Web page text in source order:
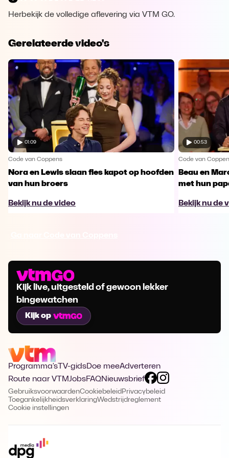
Herbekijk de volledige aflevering via VTM GO.
Gerelateerde video's
01:09
Code van Coppens
Nora en Lewis slaan fles kapot op hoofden
van hun broers
Bekijk nu de video
00:53
Code van
Beau en
met hun
Bekijk nu de
Kijk live, uitgesteld of gewoon lekker
bingewatchen
Kijk op
Programma's TV-gidsDoe meeAdverteren
Route naar VTMJobsFAQNieuwsbrief
GebruiksvoorwaardenCookiebeleid Privacybeleid
ToegankelijkheidsverklaringWedstrijdreglement
Cookie instellingen